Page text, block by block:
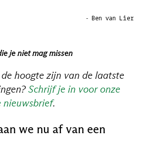
‐ Ben van Lier
je niet mag missen
hoogte zijn van de laatste
Schrijf je in voor onze
nieuwsbrief.
we nu af van een